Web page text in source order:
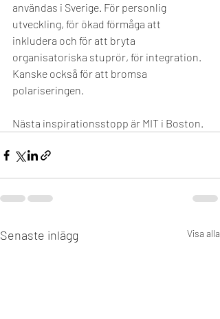
användas i Sverige. För personlig
utveckling, för ökad förmåga att
inkludera och för att bryta
organisatoriska stuprör, för integration.
Kanske också för att bromsa
polariseringen.
Nästa inspirationsstopp är MIT i Boston.
Senaste inlägg Visa alla